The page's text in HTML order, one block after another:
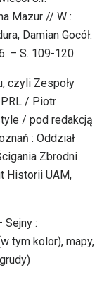
Mazur // W :
Damian Gocół.
– S. 109-120
czyli Zespoły
/ Piotr
/ pod redakcją
: Oddział
Zbrodni
Historii UAM,
Sejny :
tym kolor), mapy,